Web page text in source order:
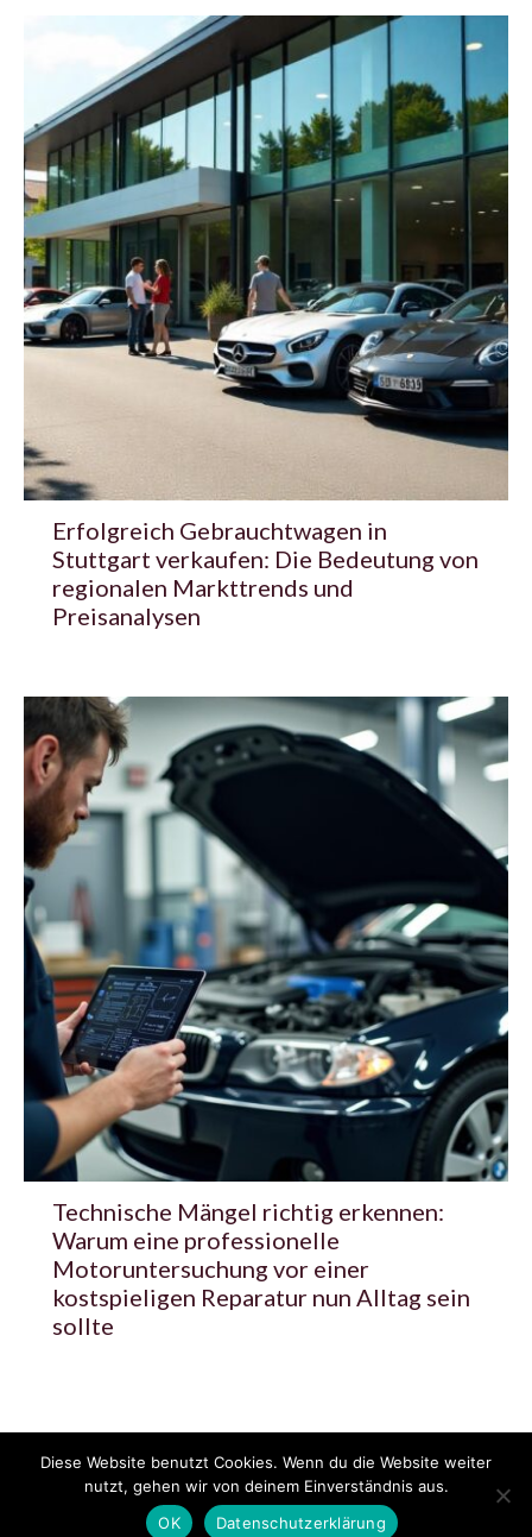
Erfolgreich Gebrauchtwagen in
Stuttgart verkaufen: Die Bedeutung von
regionalen Markttrends und
Preisanalysen
Technische Mängel richtig erkennen:
Warum eine professionelle
Motoruntersuchung vor einer
kostspieligen Reparatur nun Alltag sein
sollte
© 2020 - 2025 Copyright - KFZzeitung.com
Datenschutzerklärung FAQ Kontakt Impressum
Diese Website benutzt Cookies. Wenn du die Website weiter
nutzt, gehen wir von deinem Einverständnis aus.
OK
Datenschutzerklärung